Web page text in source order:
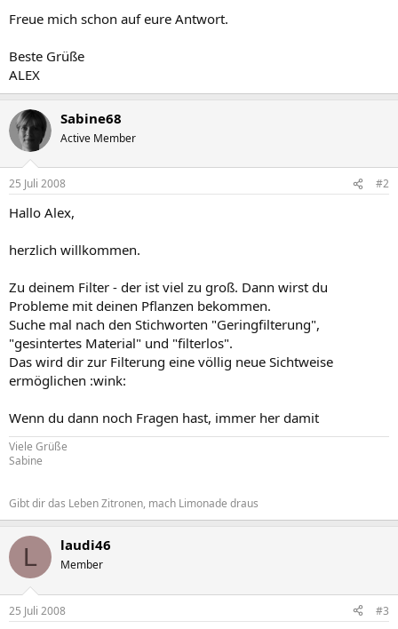
Freue mich schon auf eure Antwort.
Beste Grüße
ALEX
Sabine68
Active Member
25 Juli 2008 #2
Hallo Alex,
herzlich willkommen.
Zu deinem Filter - der ist viel zu groß. Dann wirst du
Probleme mit deinen Pflanzen bekommen.
Suche mal nach den Stichworten "Geringfilterung",
"gesintertes Material" und "filterlos".
Das wird dir zur Filterung eine völlig neue Sichtweise
ermöglichen :wink:
Wenn du dann noch Fragen hast, immer her damit
Viele Grüße
Sabine
Gibt dir das Leben Zitronen, mach Limonade draus
L laudi46
Member
25 Juli 2008 #3